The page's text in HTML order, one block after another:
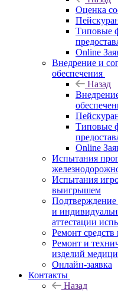
Оценка
Типовые
Online
Внедрение и
обеспечения
Назад
Типовые
Online
Испытания
Испытания
выигрышем
и
аттестации
Ремонт средств
Ремонт и
изделий
Онлайн-заявка
Контакты
Назад